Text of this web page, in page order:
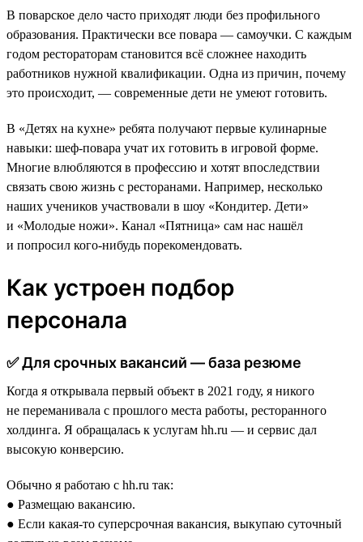
В поварское дело часто приходят люди без профильного
образования. Практически все повара — самоучки. С каждым
годом рестораторам становится всё сложнее находить
работников нужной квалификации. Одна из причин, почему
это происходит, — современные дети не умеют готовить.
В «Детях на кухне» ребята получают первые кулинарные
навыки: шеф-повара учат их готовить в игровой форме.
Многие влюбляются в профессию и хотят впоследствии
связать свою жизнь с ресторанами. Например, несколько
наших учеников участвовали в шоу «Кондитер. Дети»
и «Молодые ножи». Канал «Пятница» сам нас нашёл
и попросил кого-нибудь порекомендовать.
Как устроен подбор
персонала
✅ Для срочных вакансий — база резюме
Когда я открывала первый объект в 2021 году, я никого
не переманивала с прошлого места работы, ресторанного
холдинга. Я обращалась к услугам hh.ru — и сервис дал
высокую конверсию.
Обычно я работаю с hh.ru так:
● Размещаю вакансию.
● Если какая-то суперсрочная вакансия, выкупаю суточный